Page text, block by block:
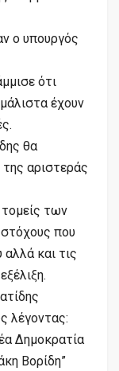
ο υπουργός
ότι
έχουν
θα
αριστεράς
των
που
και τις
λέγοντας:
Δημοκρατία
Βορίδη”